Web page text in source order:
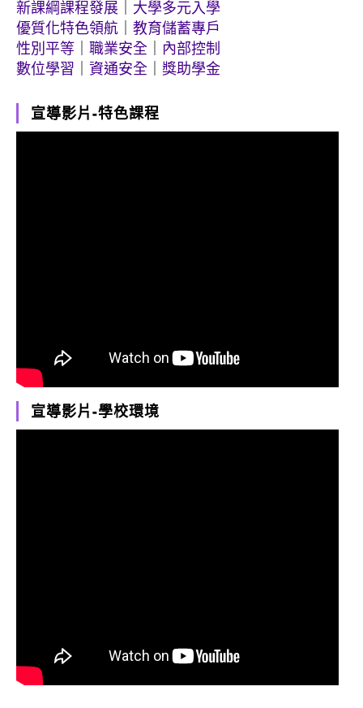
新課綱課程發展
大學多元入學
優質化特色領航
教育儲蓄專戶
性別平等
職業安全
內部控制
數位學習
資通安全 獎助學金
宣導影片-特色課程
宣導影片-學校環境